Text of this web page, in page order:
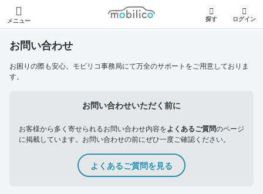
メニュー
モビリコ
探す ログイン
お問い合わせ
お困りの際も安心。モビリコ事務局にて万全のサポートをご用意しておりま
す。
お問い合わせいただく前に
お客様から多く寄せられるお問い合わせ内容をよくあるご質問のページ
に掲載しています。お問い合わせの前にぜひ一度ご確認ください。
よくあるご質問を見る